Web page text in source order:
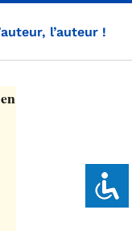
l’auteur !